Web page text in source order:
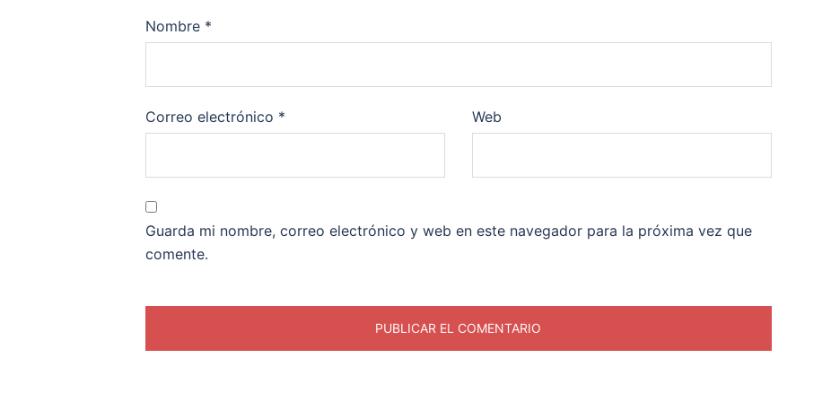
Nombre *
Correo electrónico * Web
Guarda mi nombre, correo electrónico y web en este navegador para la próxima vez que
comente.